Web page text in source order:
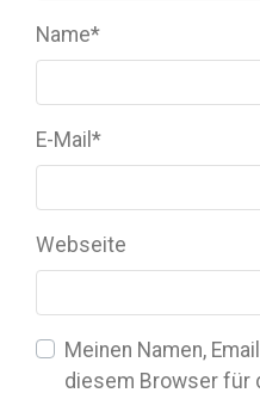
Name*
E-Mail *
Webseite
Meinen Namen,
diesem Browser für